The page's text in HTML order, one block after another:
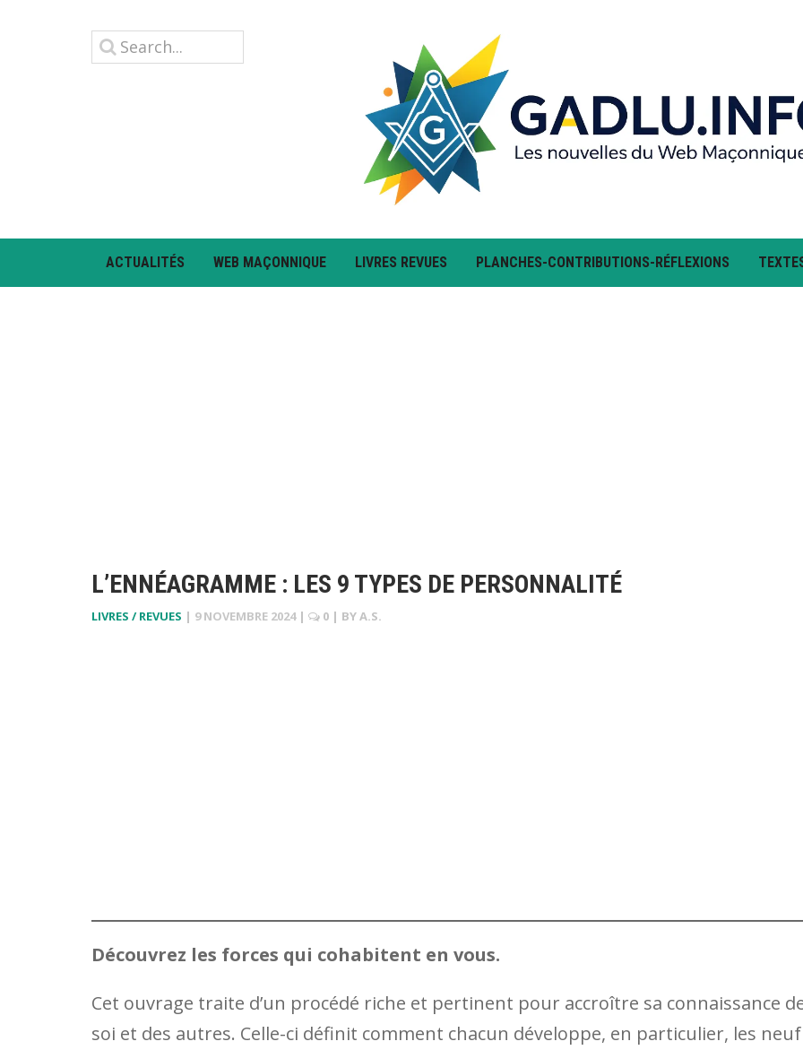
ACTUALITÉS WEB MAÇONNIQUE LIVRES REVUES PLANCHES-CONTRIBUTIONS-RÉFLEXIONS
L’ENNÉAGRAMME : LES 9 TYPES DE PERSONNALITÉ
LIVRES / REVUES | 9 NOVEMBRE 2024 | 0 | BYA.S.
Découvrez les forces qui cohabitent en vous.
Cet ouvrage traite d’un procédé riche et pertinent pour accroître sa connaissance
soi et des autres. Celle-ci définit comment chacun développe, en particulier, les neuf